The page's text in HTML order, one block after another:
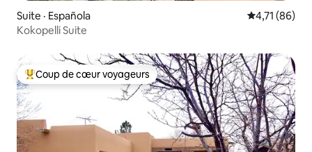
Suite · Española Note
4,71 (86)
Kokopelli Suite
Coup de cœur voyageurs parmi les plus aimés
Coup de cœur voyageurs